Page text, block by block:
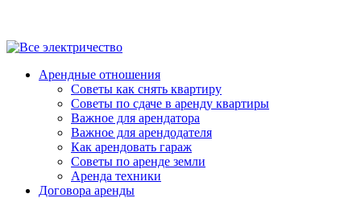
Арендные отношения
Советы как снять квартиру
Советы по сдаче в аренду квартиры
Важное для арендатора
Важное для арендодателя
Как арендовать гараж
Советы по аренде земли
Аренда техники
Договора аренды